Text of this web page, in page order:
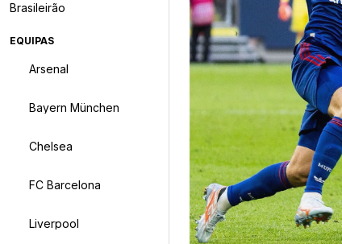
Brasileirão
EQUIPAS
Arsenal
Bayern München
Chelsea
FC Barcelona
Liverpool